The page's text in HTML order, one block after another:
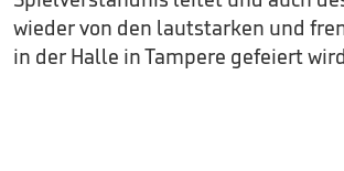
wieder von den lautstarken und
in der Halle in Tampere gefeiert